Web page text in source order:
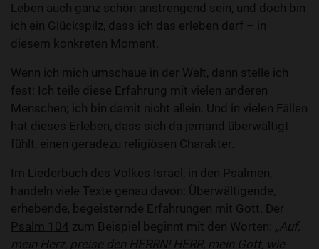
Leben auch ganz schön anstrengend sein, und doch bin
ich ein Glückspilz, dass ich das erleben darf – in
diesem konkreten Moment.
Wenn ich mich umschaue in der Welt, dann stelle ich
fest: Ich teile diese Erfahrung mit vielen anderen
Menschen; ich bin damit nicht allein. Und in vielen Fällen
hat dieses Erleben, dass sich da jemand überwältigt
fühlt, einen geradezu religiösen Charakter.
Im Liederbuch des Volkes Israel, in den Psalmen,
handeln viele Texte genau davon: Überwältigende,
erhebende, begeisternde Erfahrungen mit Gott. Der
Psalm 104 zum Beispiel beginnt mit den Worten: „Auf,
mein Herz, preise den HERRN! HERR, mein Gott, wie